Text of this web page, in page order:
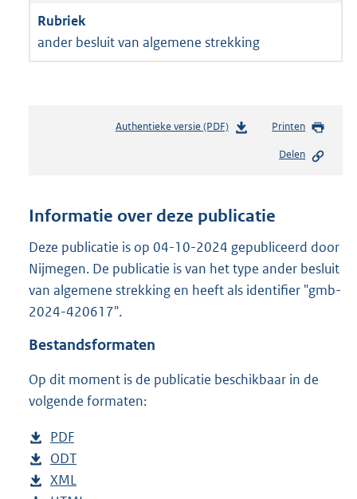
ander besluit van algemene strekking
Authentieke versie (PDF)b
n
s
r
o
:
Printen
Delen
Informatie over deze publicatie
Deze publicatie is op 04-10-2024 gepubliceerd door
Nijmegen. De publicatie is van het type ander besluit
van algemene strekking en heeft als identifier "gmb-
2024-420617".
Bestandsformaten
Op dit moment is de publicatie beschikbaar in de
volgende formaten:
D
o
w
PDF
e
s
D
o
ODT
D
XML